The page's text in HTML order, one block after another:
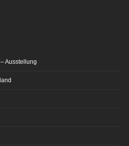
Ausstellung